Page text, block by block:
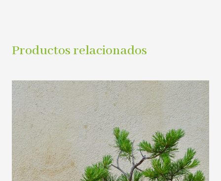
Productos relacionados